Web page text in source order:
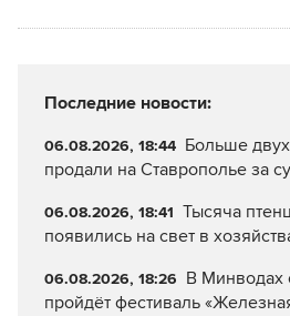
Последние новости:
06.08.2026, 18:44 Больше
продали на Ставрополье за
06.08.2026, 18:41 Тысяча
появились на свет в
06.08.2026, 18:26 В Минводах
пройдёт фестиваль